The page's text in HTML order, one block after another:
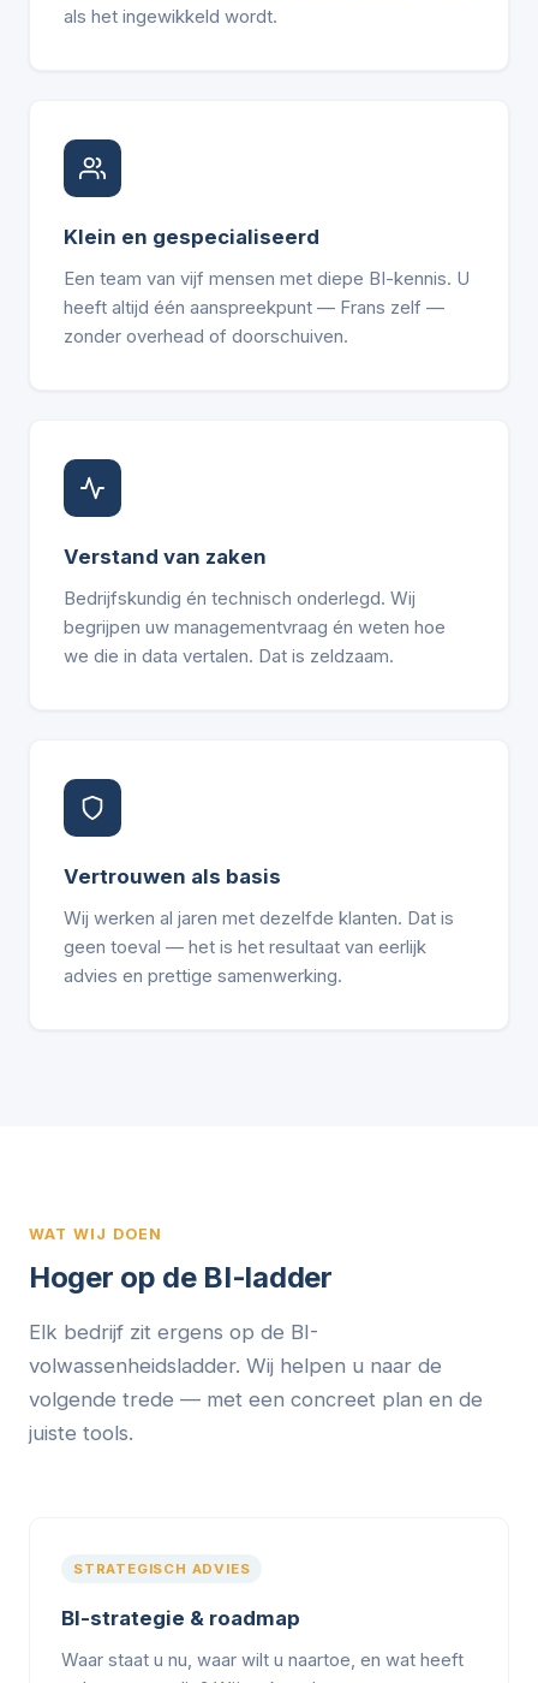
als het ingewikkeld wordt.
Klein en gespecialiseerd
Een team van vijf mensen met diepe BI-kennis. U
heeft altijd één aanspreekpunt — Frans zelf —
zonder overhead of doorschuiven.
Verstand van zaken
Bedrijfskundig én technisch onderlegd. Wij
begrijpen uw managementvraag én weten hoe
we die in data vertalen. Dat is zeldzaam.
Vertrouwen als basis
Wij werken al jaren met dezelfde klanten. Dat is
geen toeval — het is het resultaat van eerlijk
advies en prettige samenwerking.
WAT WIJ DOEN
Hoger op de BI-ladder
Elk bedrijf zit ergens op de BI-
volwassenheidsladder. Wij helpen u naar de
volgende trede — met een concreet plan en de
juiste tools.
STRATEGISCH ADVIES
BI-strategie & roadmap
Waar staat u nu, waar wilt u naartoe, en wat heeft